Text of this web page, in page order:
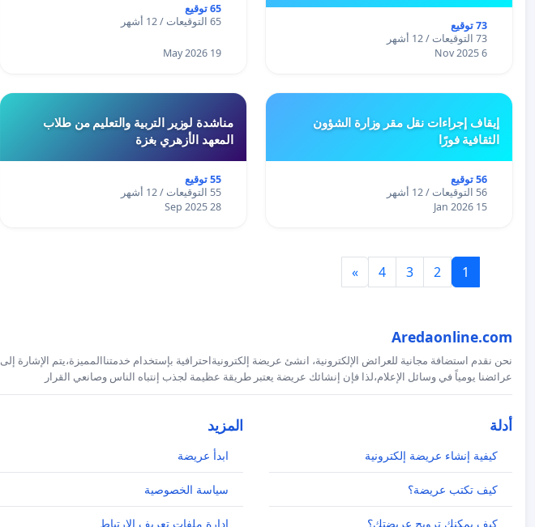
73 توقيع
73 التوقيعات / 12 أشهر
6 Nov 2025
65 توقيع
65 التوقيعات / 12 أشهر
19 May 2026
إيقاف إجراءات نقل مقر وزارة الشؤون
الثقافية فورًا
56 توقيع
56 التوقيعات / 12 أشهر
15 Jan 2026
مناشدة لوزير التربية والتعليم من طلاب
المعهد الأزهري بغزة
55 توقيع
55 التوقيعات / 12 أشهر
28 Sep 2025
1
2
3
4
»
Aredaonline.com
نحن نقدم استضافة مجانية للعرائض الإلكترونية، انشئ عريضة إلكترونيةاحترافية بإستخدام خدمتناالمميزة،يتم الإشارة إلى
عرائضنا يومياً في وسائل الإعلام،لذا فإن إنشائك عريضة يعتبر طريقة عظيمة لجذب إنتباه الناس وصانعي القرار
أدلة
كيفية إنشاء عريضة إلكترونية
كيف تكتب عريضة؟
كيف يمكنك ترويج عريضتك؟
المزيد
ابدأ عريضة
سياسة الخصوصية
إدارة ملفات تعريف الارتباط